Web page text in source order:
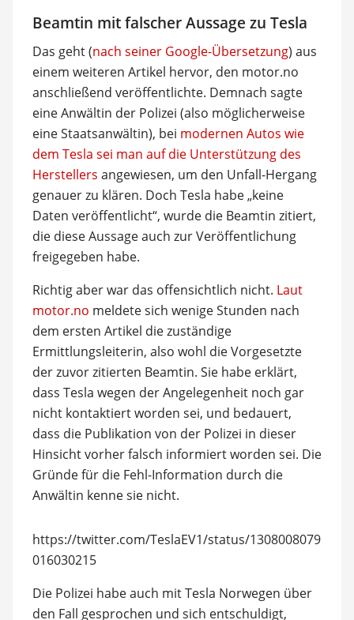
Beamtin mit falscher Aussage zu Tesla
Das geht (nach seiner Google-Übersetzung) aus
einem weiteren Artikel hervor, den motor.no
anschließend veröffentlichte. Demnach sagte
eine Anwältin der Polizei (also möglicherweise
eine Staatsanwältin), bei modernen Autos wie
dem Tesla sei man auf die Unterstützung des
Herstellers angewiesen, um den Unfall-Hergang
genauer zu klären. Doch Tesla habe „keine
Daten veröffentlicht“, wurde die Beamtin zitiert,
die diese Aussage auch zur Veröffentlichung
freigegeben habe.
Richtig aber war das offensichtlich nicht. Laut
motor.no meldete sich wenige Stunden nach
dem ersten Artikel die zuständige
Ermittlungsleiterin, also wohl die Vorgesetzte
der zuvor zitierten Beamtin. Sie habe erklärt,
dass Tesla wegen der Angelegenheit noch gar
nicht kontaktiert worden sei, und bedauert,
dass die Publikation von der Polizei in dieser
Hinsicht vorher falsch informiert worden sei. Die
Gründe für die Fehl-Information durch die
Anwältin kenne sie nicht.
https://twitter.com/TeslaEV1/status/1308008079
016030215
Die Polizei habe auch mit Tesla Norwegen über
den Fall gesprochen und sich entschuldigt,